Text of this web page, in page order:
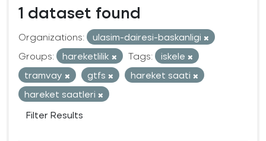
1 dataset found
Organizations:
ulasim-dairesi-baskanligi
Groups:
hareketlilik Tags:
iskele
tramvay
gtfs
hareket saati
hareket saatleri
Filter Results